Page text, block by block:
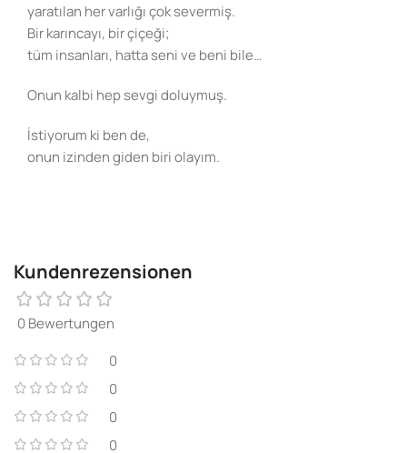
yaratılan her varlığı çok severmiş.
Bir karıncayı, bir çiçeği;
tüm insanları, hatta seni ve beni bile…
Onun kalbi hep sevgi doluymuş.
İstiyorum ki ben de,
onun izinden giden biri olayım.
Kundenrezensionen
0 Bewertungen
0
0
0
0